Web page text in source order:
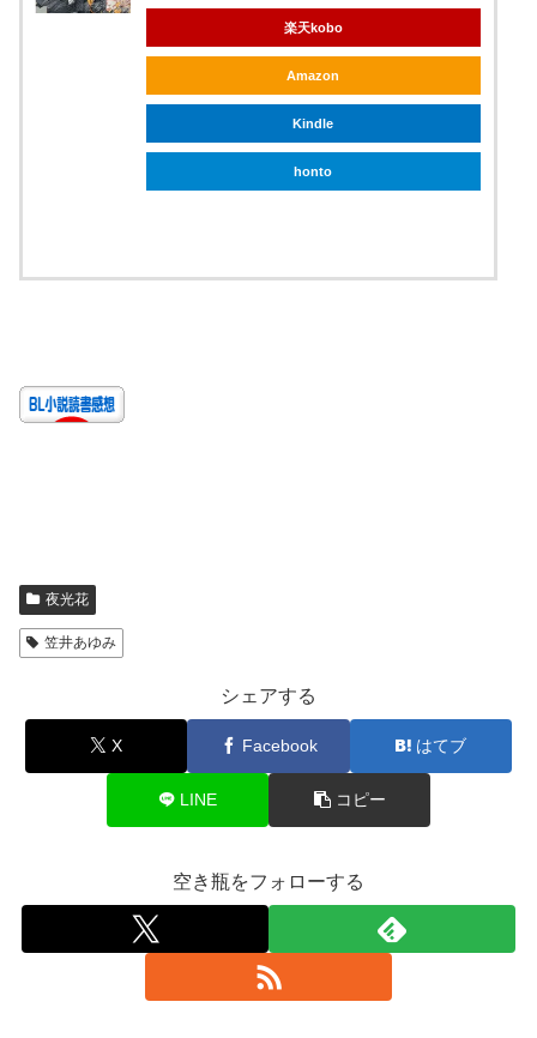
楽天kobo
Amazon
Kindle
honto
夜光花
笠井あゆみ
シェアする
X Facebook はてブ
LINE コピー
空き瓶をフォローする